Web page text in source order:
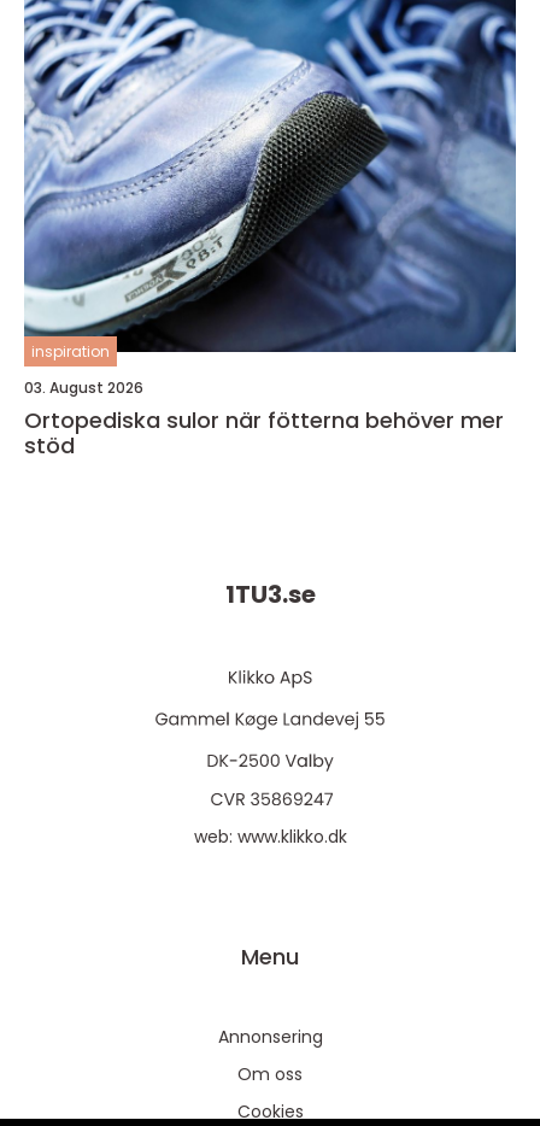
inspiration
03. August 2026
Ortopediska sulor när fötterna behöver mer
stöd
1TU3.se
web: www.klikko.dk
Menu
Annonsering
Om oss
Cookies